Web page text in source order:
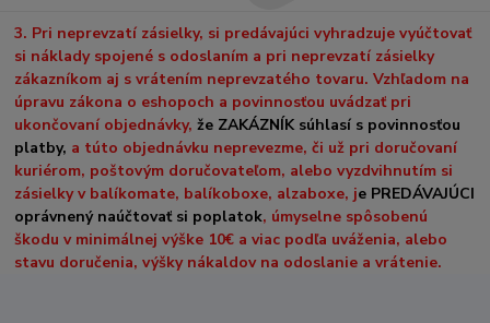
3. Pri neprevzatí zásielky, si predávajúci vyhradzuje vyúčtovať
si náklady spojené s odoslaním a pri neprevzatí zásielky
zákazníkom aj s vrátením neprevzatého tovaru. Vzhľadom na
úpravu zákona o eshopoch a povinnosťou uvádzať pri
ukončovaní objednávky,že ZAKÁZNÍK súhlasí s povinnosťou
platby, a túto objednávku neprevezme, či už pri doručovaní
kuriérom, poštovým doručovateľom, alebo vyzdvihnutím si
zásielky v balíkomate, balíkoboxe, alzaboxe, je PREDÁVAJÚCI
oprávnený naúčtovať si poplatok, úmyselne spôsobenú
škodu v minimálnej výške 10€ a viac podľa uváženia, alebo
stavu doručenia, výšky nákaldov na odoslanie a vrátenie.